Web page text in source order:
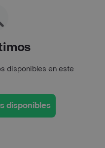
disponibles en este
disponibles